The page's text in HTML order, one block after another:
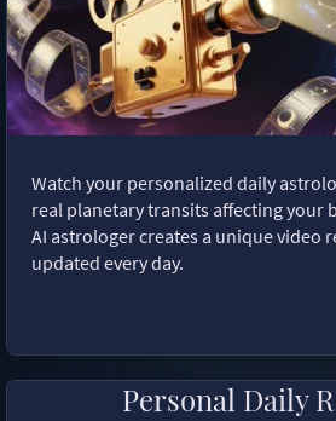
Watch your personalized daily
real planetary transits affecting your
AI astrologer creates a unique video
updated every day.
Personal Daily